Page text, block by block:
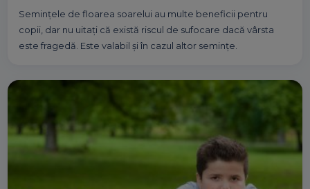
Semințele de floarea soarelui au multe beneficii pentru
copii, dar nu uitați că există riscul de sufocare dacă vârsta
este fragedă. Este valabil și în cazul altor semințe.